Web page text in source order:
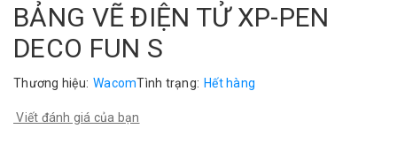
BẢNG VẼ ĐIỆN TỬ XP-PEN
DECO FUN S
Thương hiệu: WacomTình trạng: Hết hàng
Viết đánh giá của bạn